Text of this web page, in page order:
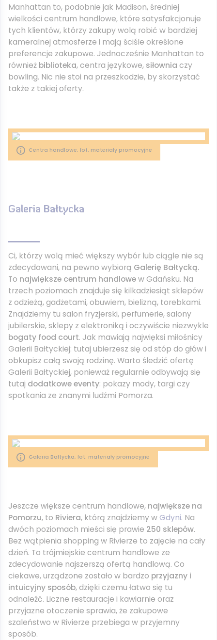
Manhattan to, podobnie jak Madison, średniej
wielkości centrum handlowe, które satysfakcjonuje
tych klientów, którzy zakupy wolą robić w bardziej
kameralnej atmosferze i mają ściśle określone
preferencje zakupowe. Jednocześnie Manhattan to
również biblioteka, centra językowe, siłownia czy
bowling. Nic nie stoi na przeszkodzie, by skorzystać
także z takiej oferty.
Centra handlowe, fot. materiały promocyjne
Galeria Bałtycka
Ci, którzy wolą mieć większy wybór lub ciągle nie są
zdecydowani, na pewno wybiorą Galerię Bałtycką.
To największe centrum handlowew Gdańsku. Na
trzech poziomach znajduje się kilkadziesiąt sklepów
z odzieżą, gadżetami, obuwiem, bielizną, torebkami.
Znajdziemy tu salon fryzjerski, perfumerie, salony
jubilerskie, sklepy z elektroniką i oczywiście niezwykle
bogaty food court. Jak mawiają najwięksi miłośnicy
Galerii Bałtyckiej: tutaj ubierzesz się od stóp do głów i
obkupisz całą swoją rodzinę. Warto śledzić ofertę
Galerii Bałtyckiej, ponieważ regularnie odbywają się
tutaj dodatkowe eventy: pokazy mody, targi czy
spotkania ze znanymi ludźmi Pomorza.
Galeria Bałtycka, fot. materiały promocyjne
Jeszcze większe centrum handlowe, największe na
Pomorzu, to Riviera, którą znajdziemy wGdyni. Na
dwóch poziomach mieści się prawie 250 sklepów.
Bez wątpienia shopping w Rivierze to zajęcie na cały
dzień. To trójmiejskie centrum handlowe ze
zdecydowanie najszerszą ofertą handlową. Co
ciekawe, urządzone zostało w bardzo przyjazny i
intuicyjny sposób, dzięki czemu łatwo się tu
odnaleźć. Liczne restauracje i kawiarnie oraz
przyjazne otoczenie sprawia, że zakupowe
szaleństwo w Rivierze przebiega w przyjemny
sposób.